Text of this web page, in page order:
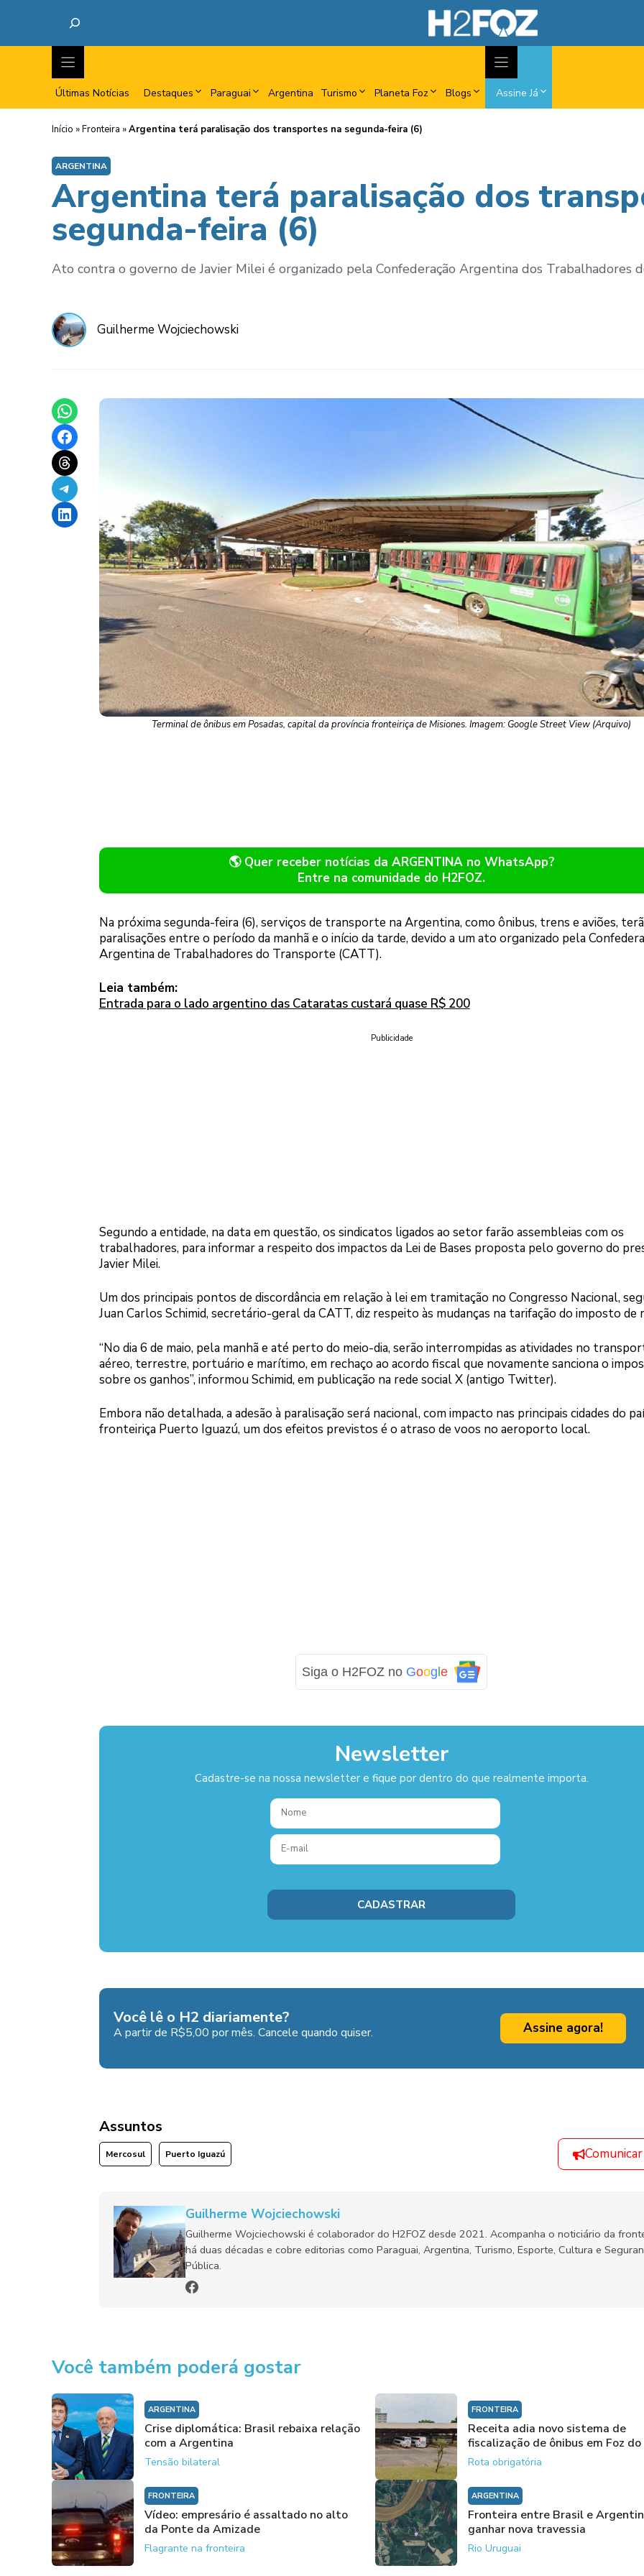
Últimas Notícias Destaques Paraguai Argentina Turismo Planeta Foz Blogs Assine Já
Início »Fronteira »Argentina terá paralisação dos transportes na segunda-feira (6)
ARGENTINA
Argentina terá paralisação dos
segunda-feira (6)
Ato contra o governo de Javier Milei é organizado pela Confederação Argentina dos Trabalhadores
Guilherme Wojciechowski
Share on WhatsApp
Share on Facebook
Share on Threads
Share on Telegram
Share on LinkedIn
Terminal de ônibus em Posadas, capital da província fronteiriça de Misiones. Imagem: Google Street View (Arquivo)
🌎 Quer receber notícias da ARGENTINA no WhatsApp?
Entre na comunidade do H2FOZ.
Na próxima segunda-feira (6), serviços de transporte na Argentina, como ônibus, trens e aviões,
paralisações entre o período da manhã e o início da tarde, devido a um ato organizado pela
Argentina de Trabalhadores do Transporte (CATT).
Leia também:
Entrada para o lado argentino das Cataratas custará quase R$ 200
Publicidade
Segundo a entidade, na data em questão, os sindicatos ligados ao setor farão assembleias com os
trabalhadores, para informar a respeito dos impactos da Lei de Bases proposta pelo governo do
Javier Milei.
Um dos principais pontos de discordância em relação à lei em tramitação no Congresso Nacional,
Juan Carlos Schimid, secretário-geral da CATT, diz respeito às mudanças na tarifação do imposto de
“No dia 6 de maio, pela manhã e até perto do meio-dia, serão interrompidas as atividades no
aéreo, terrestre, portuário e marítimo, em rechaço ao acordo fiscal que novamente sanciona o
sobre os ganhos”, informou Schimid, em publicação na rede social X (antigo Twitter).
Embora não detalhada, a adesão à paralisação será nacional, com impacto nas principais cidades do
fronteiriça Puerto Iguazú, um dos efeitos previstos é o atraso de voos no aeroporto local.
Siga o H2FOZ no Goog le
Newsletter
Cadastre-se na nossa newsletter e fique por dentro do que realmente importa.
Você lê o H2 diariamente?
A partir de R$5,00 por mês. Cancele quando quiser. Assine agora!
Assuntos
Mercosul Puerto Iguazú
Guilherme Wojciechowski
Guilherme Wojciechowski é colaborador do H2FOZ desde 2021. Acompanha o noticiário da
há duas décadas e cobre editorias como Paraguai, Argentina, Turismo, Esporte, Cultura e
Pública.
Você também poderá gostar
ARGENTINA
Crise diplomática: Brasil rebaixa relação
com a Argentina
Tensão bilateral
FRONTEIRA
Receita adia novo sistema de
fiscalização de ônibus em Foz do
Rota obrigatória
FRONTEIRA
Vídeo: empresário é assaltado no alto
da Ponte da Amizade
Flagrante na fronteira
ARGENTINA
Fronteira entre Brasil e
ganhar nova travessia
Rio Uruguai